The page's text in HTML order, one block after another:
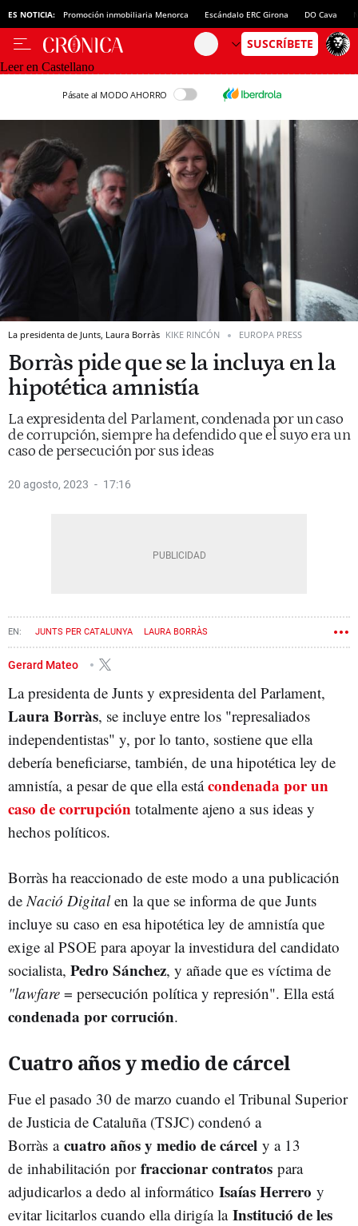
ES NOTICIA: Promoción inmobiliaria Menorca Escándalo ERC Girona DO Cava
Leer en Castellano
Pásate al MODO AHORRO
La presidenta de Junts, Laura Borràs KIKE RINCÓN EUROPA PRESS
Borràs pide que se la incluya en la
hipotética amnistía
La expresidenta del Parlament, condenada por un caso
de corrupción, siempre ha defendido que el suyo era un
caso de persecución por sus ideas
20 agosto, 2023 17:16
JUNTS PER CATALUNYA LAURA BORRÀS
Gerard Mateo
La presidenta de Junts y expresidenta del Parlament,
Laura Borràs, se incluye entre los "represaliados
independentistas" y, por lo tanto, sostiene que ella
debería beneficiarse, también, de una hipotética ley de
amnistía, a pesar de que ella estácondenada por un
caso de corrupción totalmente ajeno a sus ideas y
hechos políticos.
Borràs ha reaccionado de este modo a una publicación
deNació Digitalen la que se informa de que Junts
incluye su caso en esa hipotética ley de amnistía que
exige al PSOE para apoyar la investidura del candidato
socialista, Pedro Sánchez, y añade que es víctima de
"lawfare = persecución política y represión". Ella está
condenada por corrución.
Cuatro años y medio de cárcel
Fue el pasado 30 de marzo cuando el Tribunal Superior
de Justicia de Cataluña (TSJC) condenó a
Borràs a cuatro años y medio de cárcel y a 13
de inhabilitación por fraccionar contratos para
adjudicarlos a dedo al informático Isaías Herrero y
evitar licitarlos cuando ella dirigía la Institució de les